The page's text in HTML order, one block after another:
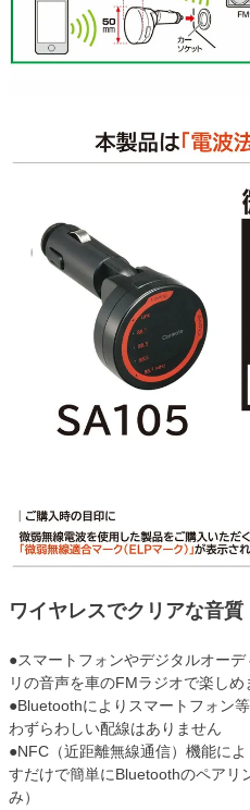
ワイヤレスでクリアな音質
●スマートフォンやデジタルオー
リの音声を車のFMラジオで楽しめ
●Bluetoothによりスマートフォン
わずらわしい配線はありません
●NFC（近距離無線通信）機能に
すだけで簡単にBluetoothのペアリ
み）